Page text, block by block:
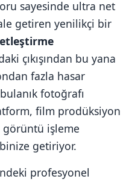
sayesinde ultra net
getiren yenilikçi bir
çıkışından bu yana
fazla hasar
bulanık fotoğrafı
film prodüksiyon
görüntü işleme
getiriyor.
profesyonel